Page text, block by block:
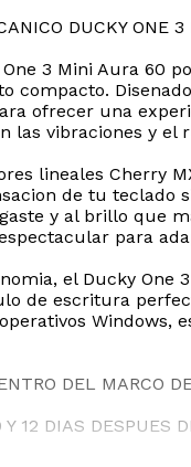
DUCKY ONE 3
3 Mini Aura 60
compacto.
ofrecer una
las vibraciones y
lineales Cherry
de tu teclado
y al brillo que
para
el Ducky
de escritura
DEL MARCO
12 DIAS DESPUES